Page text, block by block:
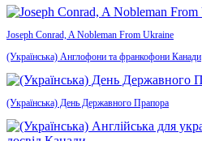
Joseph Conrad, A Nobleman From Ukraine
(Українська) Англофони та франкофони Канади
(Українська) День Державного Прапора